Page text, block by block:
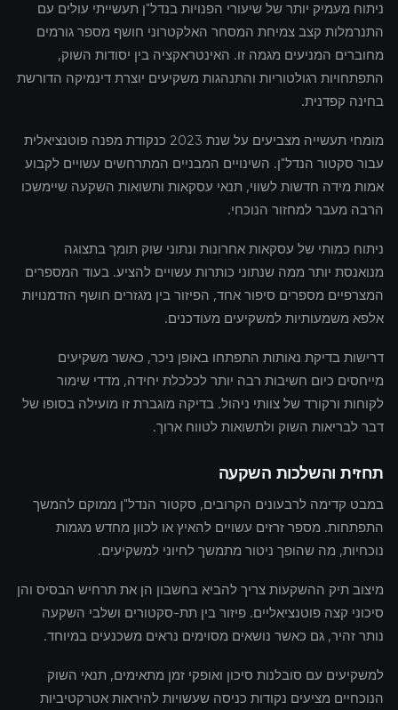
ניתוח מעמיק יותר של שיעורי הפנויות בנדל"ן תעשייתי עולים עם
התנרמלות קצב צמיחת המסחר האלקטרוני חושף מספר גורמים
מחוברים המניעים מגמה זו. האינטראקציה בין יסודות השוק,
התפתחויות רגולטוריות והתנהגות משקיעים יוצרת דינמיקה הדורשת
בחינה קפדנית.
מומחי תעשייה מצביעים על שנת 2023 כנקודת מפנה פוטנציאלית
עבור סקטור הנדל"ן. השינויים המבניים המתרחשים עשויים לקבוע
אמות מידה חדשות לשווי, תנאי עסקאות ותשואות השקעה שיימשכו
הרבה מעבר למחזור הנוכחי.
ניתוח כמותי של עסקאות אחרונות ונתוני שוק תומך בתצוגה
מנואנסת יותר ממה שנתוני כותרות עשויים להציע. בעוד המספרים
המצרפיים מספרים סיפור אחד, הפיזור בין מגזרים חושף הזדמנויות
אלפא משמעותיות למשקיעים מעודכנים.
דרישות בדיקת נאותות התפתחו באופן ניכר, כאשר משקיעים
מייחסים כיום חשיבות רבה יותר לכלכלת יחידה, מדדי שימור
לקוחות ורקורד של צוותי ניהול. בדיקה מוגברת זו מועילה בסופו של
דבר לבריאות השוק ולתשואות לטווח ארוך.
תחזית והשלכות השקעה
במבט קדימה לרבעונים הקרובים, סקטור הנדל"ן ממוקם להמשך
התפתחות. מספר זרזים עשויים להאיץ או לכוון מחדש מגמות
נוכחיות, מה שהופך ניטור מתמשך לחיוני למשקיעים.
מיצוב תיק ההשקעות צריך להביא בחשבון הן את תרחיש הבסיס והן
סיכוני קצה פוטנציאליים. פיזור בין תת-סקטורים ושלבי השקעה
נותר זהיר, גם כאשר נושאים מסוימים נראים משכנעים במיוחד.
למשקיעים עם סובלנות סיכון ואופקי זמן מתאימים, תנאי השוק
הנוכחיים מציעים נקודות כניסה שעשויות להיראות אטרקטיביות